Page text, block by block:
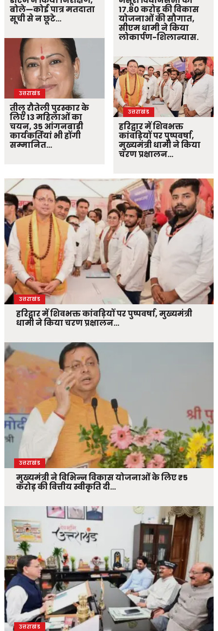
बोले—कोई पात्र मतदाता
सूची से न छूटे…
उत्तराखंड
तीलू रौतेली पुरस्कार के
लिए 13 महिलाओं का
चयन, 35 आंगनबाड़ी
कार्यकर्तियां भी होंगी
सम्मानित…
17.80 करोड़ की विकास
योजनाओं की सौगात,
सीएम धामी ने किया
लोकार्पण-शिलान्यास.
उत्तराखंड
हरिद्वार में शिवभक्त
कांवड़ियों पर पुष्पवर्षा,
मुख्यमंत्री धामी ने किया
चरण प्रक्षालन…
उत्तराखंड
हरिद्वार में शिवभक्त कांवड़ियों पर पुष्पवर्षा, मुख्यमंत्री
धामी ने किया चरण प्रक्षालन…
उत्तराखंड
मुख्यमंत्री ने विभिन्न विकास योजनाओं के लिए ₹5
करोड़ की वित्तीय स्वीकृति दी…
उत्तराखंड